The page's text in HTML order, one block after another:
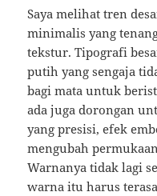
Saya melihat tren
minimalis yang
tekstur. Tipografi
putih yang sengaja
bagi mata untuk
ada juga dorongan
yang presisi, efek
mengubah
Warnanya tidak lagi
warna itu harus